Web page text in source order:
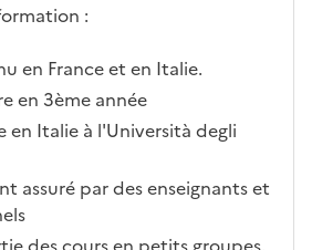
:
en France et en Italie.
en 3ème année
en Italie à l'Università degli
assuré par des enseignants et